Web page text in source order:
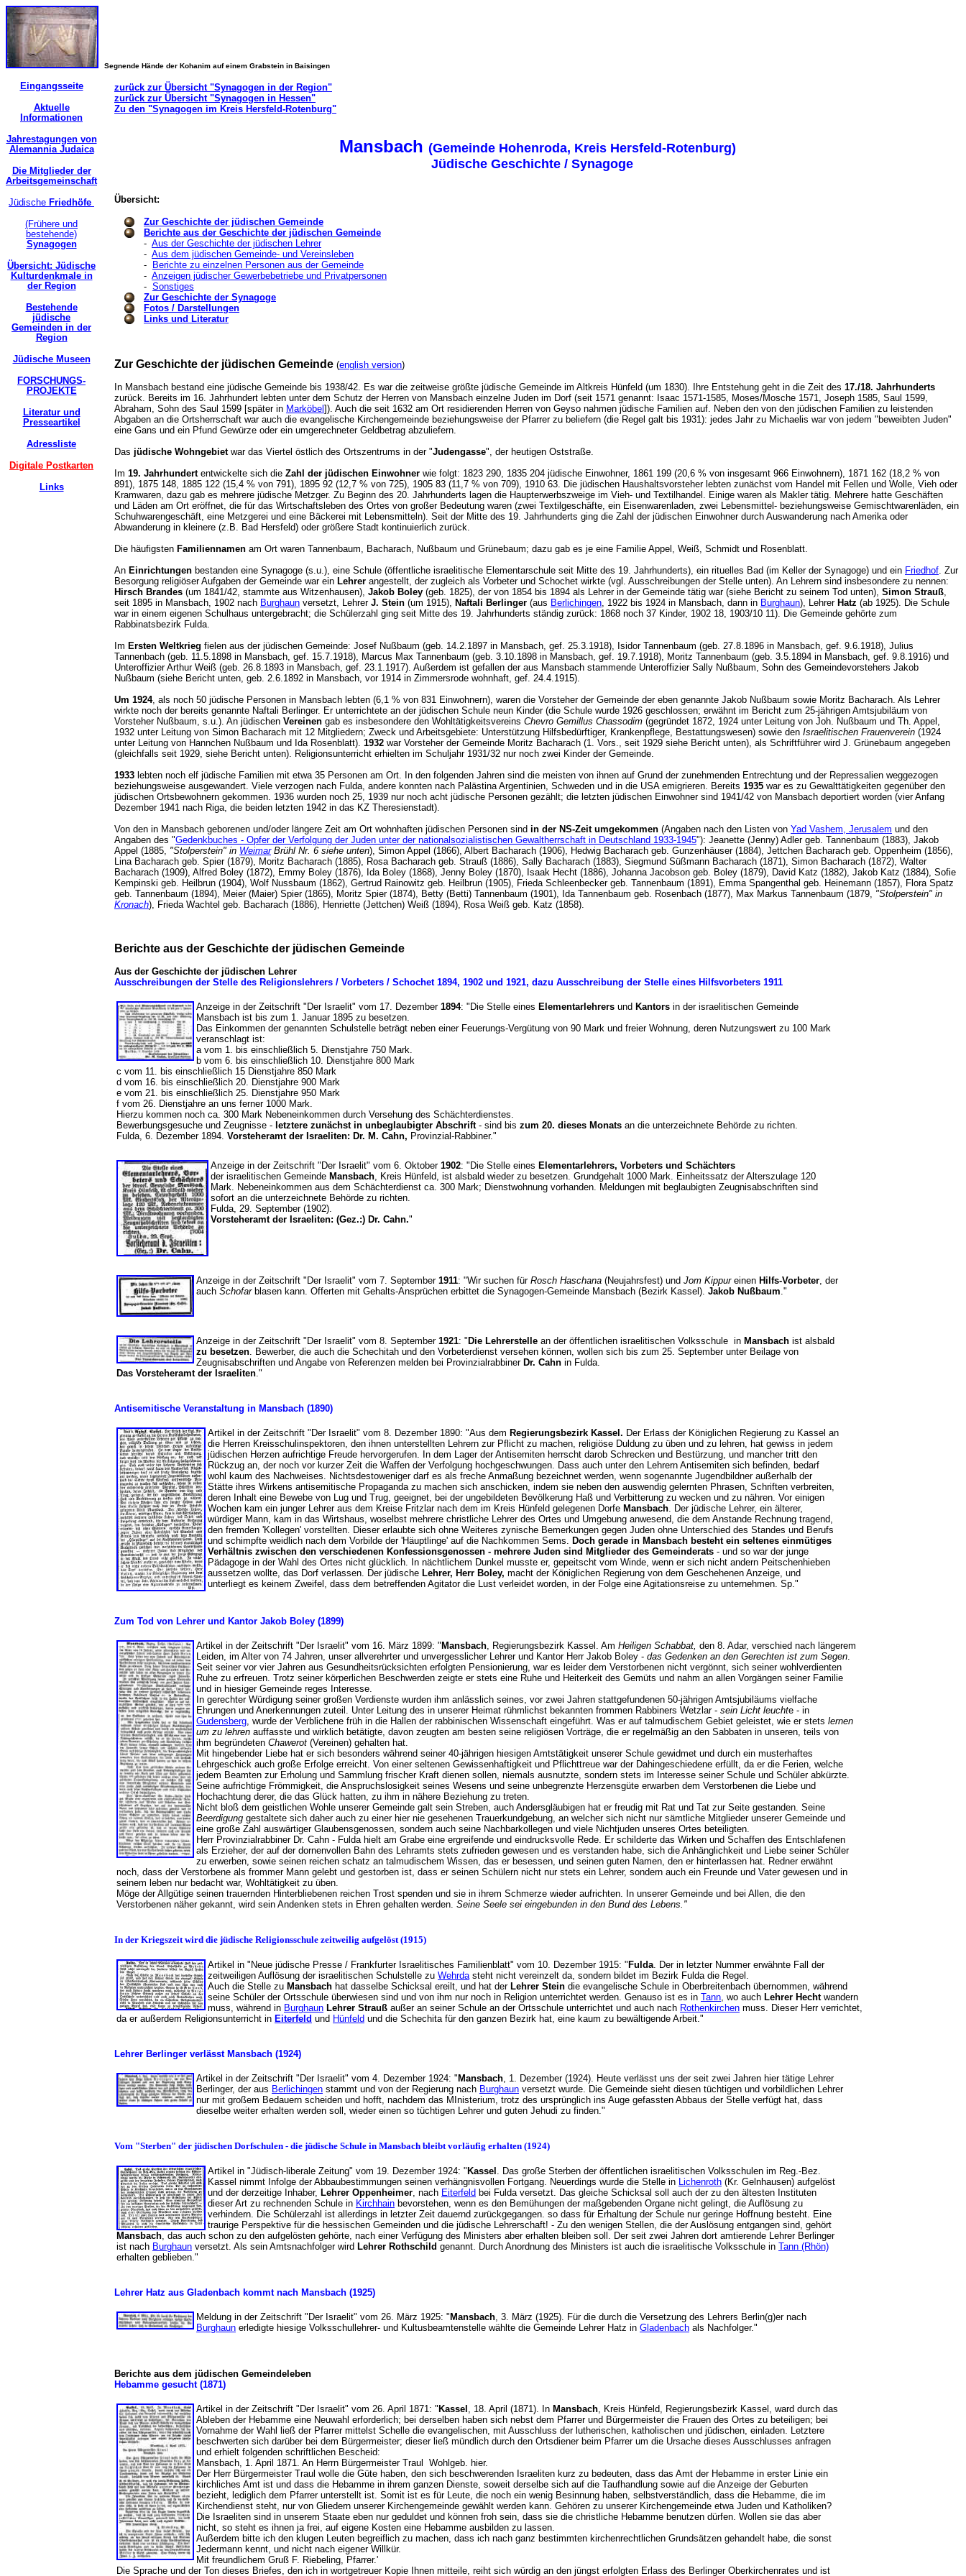
Segnende Hände der Kohanim auf einem Grabstein in Baisingen
Eingangsseite
Aktuelle
Informationen
Jahrestagungen von
Alemannia Judaica
Die Mitglieder der
Arbeitsgemeinschaft
Jüdische Friedhöfe
(Frühere und
bestehende)
Synagogen
Übersicht: Jüdische
Kulturdenkmale in
der Region
Bestehende
jüdische
Gemeinden in der
Region
Jüdische Museen
FORSCHUNGS-
PROJEKTE
Literatur und
Presseartikel
Adressliste
Digitale Postkarten
Links
zurück zur Übersicht "Synagogen in der Region"
zurück zur Übersicht "Synagogen in Hessen"
Zu den "Synagogen im Kreis Hersfeld-Rotenburg"
Mansbach (Gemeinde Hohenroda, Kreis Hersfeld-Rotenburg)
Jüdische Geschichte / Synagoge
Übersicht:
Zur Geschichte der jüdischen Gemeinde
Berichte aus der Geschichte der jüdischen Gemeinde
- Aus der Geschichte der jüdischen Lehrer
- Aus dem jüdischen Gemeinde- und Vereinsleben
-
Berichte zu einzelnen Personen aus der Gemeinde
- Anzeigen jüdischer Gewerbebetriebe und Privatpersonen
- Sonstiges
Zur Geschichte der Synagoge
Fotos / Darstellungen
Links und Literatur
Zur Geschichte der jüdischen Gemeinde (english version)
In Mansbach bestand eine jüdische Gemeinde bis 1938/42. Es war die zeitweise größte jüdische Gemeinde im Altkreis Hünfeld (um 1830). Ihre Entstehung geht in die Zeit des 17./18. Jahrhunderts
zurück. Bereits im 16. Jahrhundert lebten unter dem Schutz der Herren von Mansbach einzelne Juden im Dorf (seit 1571 genannt: Isaac 1571-1585, Moses/Mosche 1571, Joseph 1585, Saul 1599,
Abraham, Sohn des Saul 1599 [später in Marköbel ]). Auch die seit 1632 am Ort residierenden Herren von Geyso nahmen jüdische Familien auf. Neben den von den jüdischen Familien zu leistenden
Abgaben an die Ortsherrschaft war auch die evangelische Kirchengemeinde beziehungsweise der Pfarrer zu beliefern (die Regel galt bis 1931): jedes Jahr zu Michaelis war von jedem "beweibten Juden"
eine Gans und ein Pfund Gewürze oder ein umgerechneter Geldbetrag abzuliefern.
Das jüdische Wohngebietwar das Viertel östlich des Ortszentrums in der "Judengasse", der heutigen Oststraße.
Im 19. Jahrhundertentwickelte sich die Zahl der jüdischen Einwohner wie folgt: 1823 290, 1835 204 jüdische Einwohner, 1861 199 (20,6 % von insgesamt 966 Einwohnern), 1871 162 (18,2 % von
891), 1875 148, 1885 122 (15,4 % von 791), 1895 92 (12,7 % von 725), 1905 83 (11,7 % von 709), 1910 63. Die jüdischen Haushaltsvorsteher lebten zunächst vom Handel mit Fellen und Wolle, Vieh oder
Kramwaren, dazu gab es mehrere jüdische Metzger. Zu Beginn des 20. Jahrhunderts lagen die Haupterwerbszweige im Vieh- und Textilhandel. Einige waren als Makler tätig. Mehrere hatte Geschäften
und Läden am Ort eröffnet, die für das Wirtschaftsleben des Ortes von großer Bedeutung waren (zwei Textilgeschäfte, ein Eisenwarenladen, zwei Lebensmittel- beziehungsweise Gemischtwarenläden, ein
Schuhwarengeschäft, eine Metzgerei und eine Bäckerei mit Lebensmitteln). Seit der Mitte des 19. Jahrhunderts ging die Zahl der jüdischen Einwohner durch Auswanderung nach Amerika oder
Abwanderung in kleinere (z.B. Bad Hersfeld) oder größere Stadt kontinuierlich zurück.
Die häufigsten Familiennamen am Ort waren Tannenbaum, Bacharach, Nußbaum und Grünebaum; dazu gab es je eine Familie Appel, Weiß, Schmidt und Rosenblatt.
An Einrichtungen bestanden eine Synagoge (s.u.), eine Schule (öffentliche israelitische Elementarschule seit Mitte des 19. Jahrhunderts), ein rituelles Bad (im Keller der Synagoge) und ein Friedhof. Zur
Besorgung religiöser Aufgaben der Gemeinde war ein Lehrer angestellt, der zugleich als Vorbeter und Schochet wirkte (vgl. Ausschreibungen der Stelle unten). An Lehrern sind insbesondere zu nennen:
Hirsch Brandes (um 1841/42, stammte aus Witzenhausen), Jakob Boley (geb. 1825), der von 1854 bis 1894 als Lehrer in der Gemeinde tätig war (siehe Bericht zu seinem Tod unten), Simon Strauß,
seit 1895 in Mansbach, 1902 nach Burghaun versetzt, Lehrer J. Stein (um 1915), Naftali Berlinger (aus Berlichingen, 1922 bis 1924 in Mansbach, dann in Burghaun), Lehrer Hatz (ab 1925). Die Schule
war in einem eigenen Schulhaus untergebracht; die Schülerzahl ging seit Mitte des 19. Jahrhunderts ständig zurück: 1868 noch 37 Kinder, 1902 18, 1903/10 11). Die Gemeinde gehörte zum
Rabbinatsbezirk Fulda.
Im Ersten Weltkrieg fielen aus der jüdischen Gemeinde: Josef Nußbaum (geb. 14.2.1897 in Mansbach, gef. 25.3.1918), Isidor Tannenbaum (geb. 27.8.1896 in Mansbach, gef. 9.6.1918), Julius
Tannenbach (geb. 11.5.1898 in Mansbach, gef. 15.7.1918), Marcus Max Tannenbaum (geb. 3.10.1898 in Mansbach, gef. 19.7.1918), Moritz Tannenbaum (geb. 3.5.1894 in Mansbach, gef. 9.8.1916) und
Unteroffizier Arthur Weiß (geb. 26.8.1893 in Mansbach, gef. 23.1.1917). Außerdem ist gefallen der aus Mansbach stammende Unteroffizier Sally Nußbaum, Sohn des Gemeindevorstehers Jakob
Nußbaum (siehe Bericht unten, geb. 2.6.1892 in Mansbach, vor 1914 in Zimmersrode wohnhaft, gef. 24.4.1915).
Um 1924, als noch 50 jüdische Personen in Mansbach lebten (6,1 % von 831 Einwohnern), waren die Vorsteher der Gemeinde der eben genannte Jakob Nußbaum sowie Moritz Bacharach. Als Lehrer
wirkte noch der bereits genannte Naftali Berlinger. Er unterrichtete an der jüdischen Schule neun Kinder (die Schule wurde 1926 geschlossen; erwähnt im Bericht zum 25-jährigen Amtsjubiläum von
Vorsteher Nußbaum, s.u.). An jüdischen Vereinen gab es insbesondere den Wohltätigkeitsvereins Chevro Gemillus Chassodim (gegründet 1872, 1924 unter Leitung von Joh. Nußbaum und Th. Appel,
1932 unter Leitung von Simon Bacharach mit 12 Mitgliedern; Zweck und Arbeitsgebiete: Unterstützung Hilfsbedürftiger, Krankenpflege, Bestattungswesen) sowie den Israelitischen Frauenverein (1924
unter Leitung von Hannchen Nußbaum und Ida Rosenblatt). 1932 war Vorsteher der Gemeinde Moritz Bacharach (1. Vors., seit 1929 siehe Bericht unten), als Schriftführer wird J. Grünebaum angegeben
(gleichfalls seit 1929, siehe Bericht unten). Religionsunterricht erhielten im Schuljahr 1931/32 nur noch zwei Kinder der Gemeinde.
1933 lebten noch elf jüdische Familien mit etwa 35 Personen am Ort. In den folgenden Jahren sind die meisten von ihnen auf Grund der zunehmenden Entrechtung und der Repressalien weggezogen
beziehungsweise ausgewandert. Viele verzogen nach Fulda, andere konnten nach Palästina Argentinien, Schweden und in die USA emigrieren. Bereits 1935 war es zu Gewalttätigkeiten gegenüber den
jüdischen Ortsbewohnern gekommen. 1936 wurden noch 25, 1939 nur noch acht jüdische Personen gezählt; die letzten jüdischen Einwohner sind 1941/42 von Mansbach deportiert worden (vier Anfang
Dezember 1941 nach Riga, die beiden letzten 1942 in das KZ Theresienstadt).
Von den in Mansbach geborenen und/oder längere Zeit am Ort wohnhaften jüdischen Personen sind in der NS-Zeit umgekommen (Angaben nach den Listen von Yad Vashem, Jerusalem und den
Angaben des "Gedenkbuches - Opfer der Verfolgung der Juden unter der nationalsozialistischen Gewaltherrschaft in Deutschland 1933-1945"): Jeanette (Jenny) Adler geb. Tannenbaum (1883), Jakob
Appel (1885, "Stolperstein" in WeimarBrühl Nr. 6 siehe unten), Simon Appel (1866), Albert Bacharach (1906), Hedwig Bacharach geb. Gunzenhäuser (1884), Jettchen Bacharach geb. Oppenheim (1856),
Lina Bacharach geb. Spier (1879), Moritz Bacharach (1885), Rosa Bacharach geb. Strauß (1886), Sally Bacharach (1883), Siegmund Süßmann Bacharach (1871), Simon Bacharach (1872), Walter
Bacharach (1909), Alfred Boley (1872), Emmy Boley (1876), Ida Boley (1868), Jenny Boley (1870), Isaak Hecht (1886), Johanna Jacobson geb. Boley (1879), David Katz (1882), Jakob Katz (1884), Sofie
Kempinski geb. Heilbrun (1904), Wolf Nussbaum (1862), Gertrud Rainowitz geb. Heilbrun (1905), Frieda Schleenbecker geb. Tannenbaum (1891), Emma Spangenthal geb. Heinemann (1857), Flora Spatz
geb. Tannenbaum (1894), Meier (Maier) Spier (1865), Moritz Spier (1874), Betty (Betti) Tannenbaum (1901), Ida Tannenbaum geb. Rosenbach (1877), Max Markus Tannenbaum (1879, "Stolperstein" in
Kronach), Frieda Wachtel geb. Bacharach (1886), Henriette (Jettchen) Weiß (1894), Rosa Weiß geb. Katz (1858).
Berichte aus der Geschichte der jüdischen Gemeinde
Aus der Geschichte der jüdischen Lehrer
Ausschreibungen der Stelle des Religionslehrers / Vorbeters / Schochet 1894, 1902 und 1921, dazu Ausschreibung der Stelle eines Hilfsvorbeters 1911
Anzeige in der Zeitschrift "Der Israelit" vom 17. Dezember 1894: "Die Stelle eines Elementarlehrers und Kantors in der israelitischen Gemeinde
Mansbach ist bis zum 1. Januar 1895 zu besetzen.
Das Einkommen der genannten Schulstelle beträgt neben einer Feuerungs-Vergütung von 90 Mark und freier Wohnung, deren Nutzungswert zu 100 Mark
veranschlagt ist:
a vom 1. bis einschließlich 5. Dienstjahre 750 Mark.
b vom 6. bis einschließlich 10. Dienstjahre 800 Mark
c vom 11. bis einschließlich 15 Dienstjahre 850 Mark
d vom 16. bis einschließlich 20. Dienstjahre 900 Mark
e vom 21. bis einschließlich 25. Dienstjahre 950 Mark
f vom 26. Dienstjahre an uns ferner 1000 Mark.
Hierzu kommen noch ca. 300 Mark Nebeneinkommen durch Versehung des Schächterdienstes.
Bewerbungsgesuche und Zeugnisse - letztere zunächst in unbeglaubigter Abschrift- sind bis zum 20. dieses Monats an die unterzeichnete Behörde zu richten.
Fulda, 6. Dezember 1894. Vorsteheramt der Israeliten: Dr. M. Cahn, Provinzial-Rabbiner."
Anzeige in der Zeitschrift "Der Israelit" vom 6. Oktober 1902: "Die Stelle eines Elementarlehrers, Vorbeters und Schächters
der israelitischen Gemeinde Mansbach, Kreis Hünfeld, ist alsbald wieder zu besetzen. Grundgehalt 1000 Mark. Einheitssatz der Alterszulage 120
Mark. Nebeneinkommen aus dem Schächterdienst ca. 300 Mark; Dienstwohnung vorhanden. Meldungen mit beglaubigten Zeugnisabschriften sind
sofort an die unterzeichnete Behörde zu richten.
Fulda, 29. September (1902).
Vorsteheramt der Israeliten: (Gez.:) Dr. Cahn."
Anzeige in der Zeitschrift "Der Israelit" vom 7. September 1911: "Wir suchen für Rosch Haschana (Neujahrsfest) und Jom Kippur einen Hilfs-Vorbeter, der
auch Schofarblasen kann. Offerten mit Gehalts-Ansprüchen erbittet die Synagogen-Gemeinde Mansbach (Bezirk Kassel). Jakob Nußbaum."
Anzeige in der Zeitschrift "Der Israelit" vom 8. September 1921: " Die Lehrerstelle an der öffentlichen israelitischen Volksschule in Mansbach ist alsbald
zu besetzen. Bewerber, die auch die Schechitah und den Vorbeterdienst versehen können, wollen sich bis zum 25. September unter Beilage von
Zeugnisabschriften und Angabe von Referenzen melden bei Provinzialrabbiner Dr. Cahn in Fulda.
Das Vorsteheramt der Israeliten."
Antisemitische Veranstaltung in Mansbach (1890)
Artikel in der Zeitschrift "Der Israelit" vom 8. Dezember 1890: "Aus dem Regierungsbezirk Kassel. Der Erlass der Königlichen Regierung zu Kassel an
die Herren Kreisschulinspektoren, den ihnen unterstellten Lehrern zur Pflicht zu machen, religiöse Duldung zu üben und zu lehren, hat gewiss in jedem
jüdischen Herzen aufrichtige Freude hervorgerufen. In dem Lager der Antisemiten herrscht darob Schrecken und Bestürzung, und mancher tritt den
Rückzug an, der noch vor kurzer Zeit die Waffen der Verfolgung hochgeschwungen. Dass auch unter den Lehrern Antisemiten sich befinden, bedarf
wohl kaum des Nachweises. Nichtsdestoweniger darf es als freche Anmaßung bezeichnet werden, wenn sogenannte Jugendbildner außerhalb der
Stätte ihres Wirkens antisemitische Propaganda zu machen sich anschicken, indem sie neben den auswendig gelernten Phrasen, Schriften verbreiten,
deren Inhalt eine Bewebe von Lug und Trug, geeignet, bei der ungebildeten Bevölkerung Haß und Verbitterung zu wecken und zu nähren. Vor einigen
Wochen kam ein junger Lehrer aus dem Kreise Fritzlar nach dem im Kreis Hünfeld gelegenen Dorfe Mansbach. Der jüdische Lehrer, ein älterer,
würdiger Mann, kam in das Wirtshaus, woselbst mehrere christliche Lehrer des Ortes und Umgebung anwesend, die dem Anstande Rechnung tragend,
den fremden 'Kollegen' vorstellten. Dieser erlaubte sich ohne Weiteres zynische Bemerkungen gegen Juden ohne Unterschied des Standes und Berufs
und schimpfte weidlich nach dem Vorbilde der 'Häuptlinge' auf die Nachkommen Sems. Doch gerade in Mansbach besteht ein seltenes einmütiges
Verhältnis zwischen den verschiedenen Konfessionsgenossen - mehrere Juden sind Mitglieder des Gemeinderats - und so war der junge
Pädagoge in der Wahl des Ortes nicht glücklich. In nächtlichem Dunkel musste er, gepeitscht vom Winde, wenn er sich nicht andern Peitschenhieben
aussetzen wollte, das Dorf verlassen. Der jüdische Lehrer, Herr Boley, macht der Königlichen Regierung von dem Geschehenen Anzeige, und
unterliegt es keinem Zweifel, dass dem betreffenden Agitator die Lust verleidet worden, in der Folge eine Agitationsreise zu unternehmen. Sp."
Zum Tod von Lehrer und Kantor Jakob Boley (1899)
Artikel in der Zeitschrift "Der Israelit" vom 16. März 1899: " Mansbach, Regierungsbezirk Kassel. Am Heiligen Schabbat, den 8. Adar, verschied nach längerem
Leiden, im Alter von 74 Jahren, unser allverehrter und unvergesslicher Lehrer und Kantor Herr Jakob Boley - das Gedenken an den Gerechten ist zum Segen.
Seit seiner vor vier Jahren aus Gesundheitsrücksichten erfolgten Pensionierung, war es leider dem Verstorbenen nicht vergönnt, sich seiner wohlverdienten
Ruhe zu erfreuen. Trotz seiner körperlichen Beschwerden zeigte er stets eine Ruhe und Heiterkeit des Gemüts und nahm an allen Vorgängen seiner Familie
und in hiesiger Gemeinde reges Interesse.
In gerechter Würdigung seiner großen Verdienste wurden ihm anlässlich seines, vor zwei Jahren stattgefundenen 50-jährigen Amtsjubiläums vielfache
Ehrungen und Anerkennungen zuteil. Unter Leitung des in unserer Heimat rühmlichst bekannten frommen Rabbiners Wetzlar - sein Licht leuchte - in
Gudensberg, wurde der Verblichene früh in die Hallen der rabbinischen Wissenschaft eingeführt. Was er auf talmudischem Gebiet geleistet, wie er stets lernen
um zu lehren auffasste und wirklich betätigte, davon zeugten am besten seine religiösen Vorträge, die er regelmäßig an den Sabbaten in unseren, teils von
ihm begründeten Chawerot (Vereinen) gehalten hat.
Mit hingebender Liebe hat er sich besonders während seiner 40-jährigen hiesigen Amtstätigkeit unserer Schule gewidmet und durch ein musterhaftes
Lehrgeschick auch große Erfolge erreicht. Von einer seltenen Gewissenhaftigkeit und Pflichttreue war der Dahingeschiedene erfüllt, da er die Ferien, welche
jedem Beamten zur Erholung und Sammlung frischer Kraft dienen sollen, niemals ausnutzte, sondern stets im Interesse seiner Schule und Schüler abkürzte.
Seine aufrichtige Frömmigkeit, die Anspruchslosigkeit seines Wesens und seine unbegrenzte Herzensgüte erwarben dem Verstorbenen die Liebe und
Hochachtung derer, die das Glück hatten, zu ihm in nähere Beziehung zu treten.
Nicht bloß dem geistlichen Wohle unserer Gemeinde galt sein Streben, auch Andersgläubigen hat er freudig mit Rat und Tat zur Seite gestanden. Seine
Beerdigung gestaltete sich daher auch zu einer hier nie gesehenen Trauerkundgebung, an welcher sich nicht nur sämtliche Mitglieder unserer Gemeinde und
eine große Zahl auswärtiger Glaubensgenossen, sondern auch seine Nachbarkollegen und viele Nichtjuden unseres Ortes beteiligten.
Herr Provinzialrabbiner Dr. Cahn - Fulda hielt am Grabe eine ergreifende und eindrucksvolle Rede. Er schilderte das Wirken und Schaffen des Entschlafenen
als Erzieher, der auf der dornenvollen Bahn des Lehramts stets zufrieden gewesen und es verstanden habe, sich die Anhänglichkeit und Liebe seiner Schüler
zu erwerben, sowie seinen reichen schatz an talmudischem Wissen, das er besessen, und seinen guten Namen, den er hinterlassen hat. Redner erwähnt
noch, dass der Verstorbene als frommer Mann gelebt und gestorben ist, dass er seinen Schülern nicht nur stets ein Lehrer, sondern auch ein Freunde und Vater gewesen und in
seinem leben nur bedacht war, Wohltätigkeit zu üben.
Möge der Allgütige seinen trauernden Hinterbliebenen reichen Trost spenden und sie in ihrem Schmerze wieder aufrichten. In unserer Gemeinde und bei Allen, die den
Verstorbenen näher gekannt, wird sein Andenken stets in Ehren gehalten werden. Seine Seele sei eingebunden in den Bund des Lebens."
In der Kriegszeit wird die jüdische Religionsschule zeitweilig aufgelöst (1915)
Artikel in "Neue jüdische Presse / Frankfurter Israelitisches Familienblatt" vom 10. Dezember 1915: " Fulda. Der in letzter Nummer erwähnte Fall der
zeitweiligen Auflösung der israelitischen Schulstelle zu Wehrdasteht nicht vereinzelt da, sondern bildet im Bezirk Fulda die Regel.
Auch die Stelle zu Mansbach hat dasselbe Schicksal ereilt, und hat der Lehrer Stein die evangelische Schule in Oberbreitenbach übernommen, während
seine Schüler der Ortsschule überwiesen sind und von ihm nur noch in Religion unterrichtet werden. Genauso ist es in Tann, wo auch Lehrer Hechtwandern
muss, während in Burghaun Lehrer Strauß außer an seiner Schule an der Ortsschule unterrichtet und auch nach Rothenkirchen muss. Dieser Herr verrichtet,
da er außerdem Religionsunterricht in Eiterfeld und Hünfeld und die Schechita für den ganzen Bezirk hat, eine kaum zu bewältigende Arbeit."
Lehrer Berlinger verlässt Mansbach (1924)
Artikel in der Zeitschrift "Der Israelit" vom 4. Dezember 1924: " Mansbach, 1. Dezember (1924). Heute verlässt uns der seit zwei Jahren hier tätige Lehrer
Berlinger, der aus Berlichingen stammt und von der Regierung nach Burghaun versetzt wurde. Die Gemeinde sieht diesen tüchtigen und vorbildlichen Lehrer
nur mit großem Bedauern scheiden und hofft, nachdem das MInisterium, trotz des ursprünglich ins Auge gefassten Abbaus der Stelle verfügt hat, dass
dieselbe weiter erhalten werden soll, wieder einen so tüchtigen Lehrer und guten Jehudi zu finden."
Vom "Sterben" der jüdischen Dorfschulen - die jüdische Schule in Mansbach bleibt vorläufig erhalten (1924)
Artikel in "Jüdisch-liberale Zeitung" vom 19. Dezember 1924: " Kassel . Das große Sterben der öffentlichen israelitischen Volksschulen im Reg.-Bez.
Kassel nimmt Infolge der Abbaubestimmungen seinen verhängnisvollen Fortgang. Neuerdings wurde die Stelle in Lichenroth (Kr. Gelnhausen) aufgelöst
und der derzeitige Inhaber, Lehrer Oppenheimer, nach Eiterfeld bei Fulda versetzt. Das gleiche Schicksal soll auch der zu den ältesten Instituten
dieser Art zu rechnenden Schule in Kirchhain bevorstehen, wenn es den Bemühungen der maßgebenden Organe nicht gelingt, die Auflösung zu
verhindern. Die Schülerzahl ist allerdings in letzter Zeit dauernd zurückgegangen. so dass für Erhaltung der Schule nur geringe Hoffnung besteht. Eine
traurige Perspektive für die hessischen Gemeinden und die jüdische Lehrerschaft! - Zu den wenigen Stellen, die der Auslösung entgangen sind, gehört
Mansbach, das auch schon zu den aufgelösten gehörte, nach einer Verfügung des Ministers aber erhalten bleiben soll. Der seit zwei Jahren dort amtierende Lehrer Berlinger
ist nach Burghaun versetzt. Als sein Amtsnachfolger wird Lehrer Rothschild genannt. Durch Anordnung des Ministers ist auch die israelitische Volksschule in Tann (Rhön)
erhalten geblieben."
Lehrer Hatz aus Gladenbach kommt nach Mansbach (1925)
Meldung in der Zeitschrift "Der Israelit" vom 26. März 1925: " Mansbach, 3. März (1925). Für die durch die Versetzung des Lehrers Berlin(g)er nach
Burghaun erledigte hiesige Volksschullehrer- und Kultusbeamtenstelle wählte die Gemeinde Lehrer Hatz in Gladenbach als Nachfolger."
Berichte aus dem jüdischen Gemeindeleben
Hebamme gesucht (1871)
Artikel in der Zeitschrift "Der Israelit" vom 26. April 1871: " Kassel , 18. April (1871). In Mansbach, Kreis Hünfeld, Regierungsbezirk Kassel, ward durch das
Ableben der Hebamme eine Neuwahl erforderlich; bei derselben haben sich nebst dem Pfarrer und Bürgermeister die Frauen des Ortes zu beteiligen; bei
Vornahme der Wahl ließ der Pfarrer mittelst Schelle die evangelischen, mit Ausschluss der lutherischen, katholischen und jüdischen, einladen. Letztere
beschwerten sich darüber bei dem Bürgermeister; dieser ließ mündlich durch den Ortsdiener beim Pfarrer um die Ursache dieses Ausschlusses anfragen
und erhielt folgenden schriftlichen Bescheid:
Mansbach, 1. April 1871. An Herrn Bürgermeister Traul Wohlgeb. hier.
Der Herr Bürgermeister Traul wolle die Güte haben, den sich beschwerenden Israeliten kurz zu bedeuten, dass das Amt der Hebamme in erster Linie ein
kirchliches Amt ist und dass die Hebamme in ihrem ganzen Dienste, soweit derselbe sich auf die Taufhandlung sowie auf die Anzeige der Geburten
bezieht, lediglich dem Pfarrer unterstellt ist. Somit ist es für Leute, die noch ein wenig Besinnung haben, selbstverständlich, dass die Hebamme, die im
Kirchendienst steht, nur von Gliedern unserer Kirchengemeinde gewählt werden kann. Gehören zu unserer Kirchengemeinde etwa Juden und Katholiken?
Die Israeliten sind in unserem Staate eben nur geduldet und können froh sein, dass sie die christliche Hebamme benutzen dürfen. Wollen sie das aber
nicht, so steht es ihnen ja frei, auf eigene Kosten eine Hebamme ausbilden zu lassen.
Außerdem bitte ich den klugen Leuten begreiflich zu machen, dass ich nach ganz bestimmten kirchenrechtlichen Grundsätzen gehandelt habe, die sonst
Jedermann kennt, und nicht nach eigener Willkür.
Mit freundlichem Gruß F. Riebeling, Pfarrer.'
Die Sprache und der Ton dieses Briefes, den ich in wortgetreuer Kopie Ihnen mitteile, reiht sich würdig an den jüngst erfolgten Erlass des Berlinger Oberkirchenrates und ist